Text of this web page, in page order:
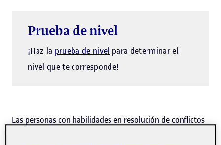
Prueba de nivel
¡Haz la prueba de nivel para determinar el
nivel que te corresponde!
Las personas con habilidades en resolución de conflictos